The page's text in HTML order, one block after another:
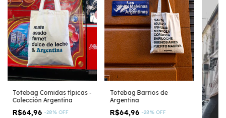
Totebag Comidas típicas -
Colección Argentina
R$64,96 -28% OFF
Totebag Barrios de
Argentina
R$64,96 -28% OFF